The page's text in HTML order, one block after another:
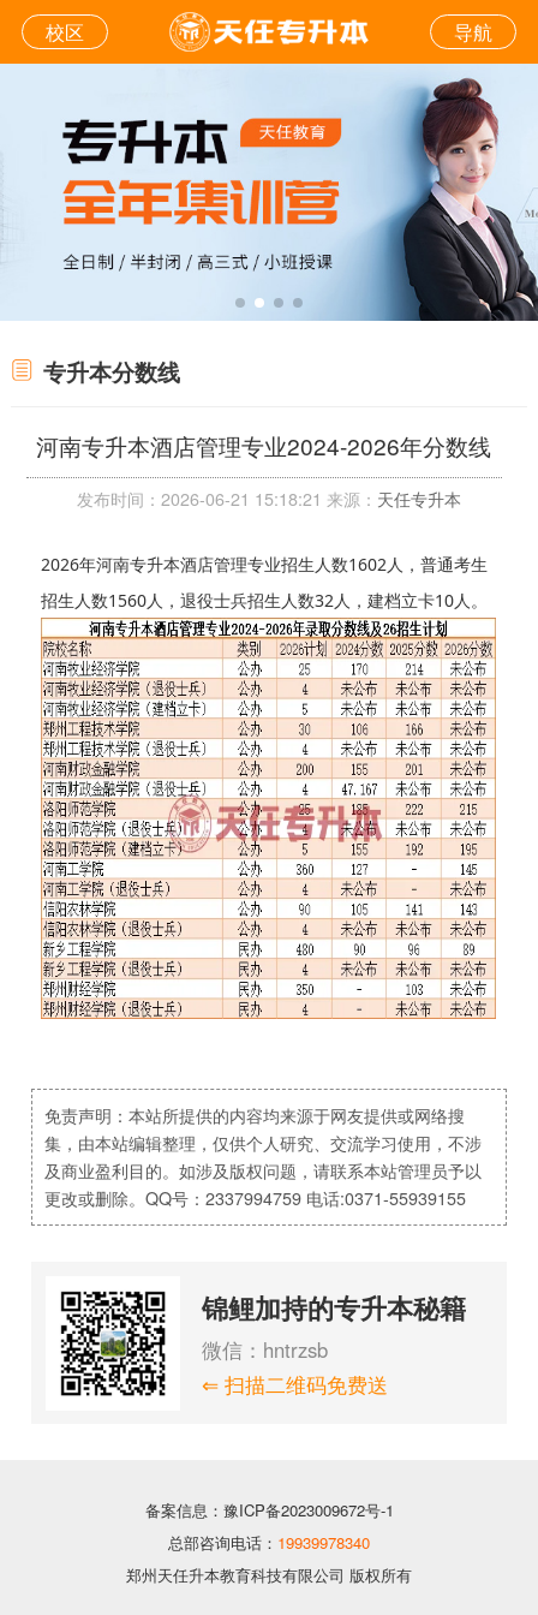
校区 导航
专升本分数线
河南专升本酒店管理专业2024-2026年分数线
发布时间：2026-06-21 15:18:21 来源： 天任专升本
2026年河南专升本酒店管理专业招生人数1602人，普通考生
招生人数1560人，退役士兵招生人数32人，建档立卡10人。
免责声明：本站所提供的内容均来源于网友提供或网络搜
集，由本站编辑整理，仅供个人研究、交流学习使用，不涉
及商业盈利目的。如涉及版权问题，请联系本站管理员予以
更改或删除。QQ号：2337994759 电话:0371-55939155
锦鲤加持的专升本秘籍
微信：hntrzsb
⇐ 扫描二维码免费送
备案信息：豫ICP备2023009672号-1
总部咨询电话： 19939978340
郑州天任升本教育科技有限公司 版权所有